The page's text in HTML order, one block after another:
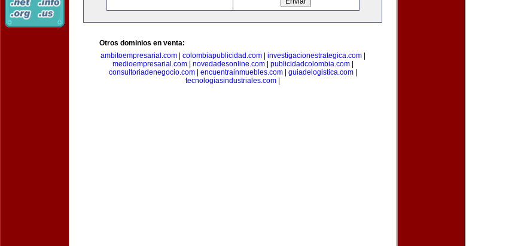
Otros dominios en venta:
ambitoempresarial.com| colombiapublicidad.com| investigacionestrategica.com|
medioempresarial.com| novedadesonline.com| publicidadcolombia.com|
consultoriadenegocio.com| encuentrainmuebles.com| guiadelogistica.com|
tecnologiasindustriales.com